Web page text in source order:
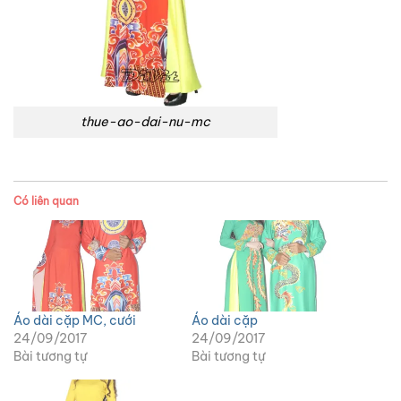
thue-ao-dai-nu-mc
Có liên quan
Áo dài cặp MC, cưới
24/09/2017
Bài tương tự
Áo dài cặp
24/09/2017
Bài tương tự